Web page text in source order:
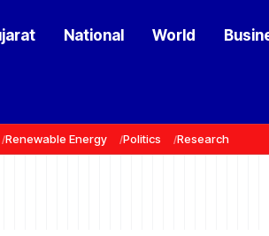
National World
Renewable Energy Politics Research